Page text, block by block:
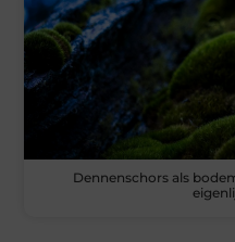
Dennenschors als